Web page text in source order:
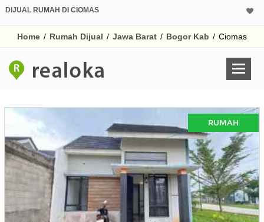
DIJUAL RUMAH DI CIOMAS
Home / Rumah Dijual / Jawa Barat / Bogor Kab / Ciomas
RUMAH